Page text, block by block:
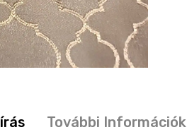
További Információk